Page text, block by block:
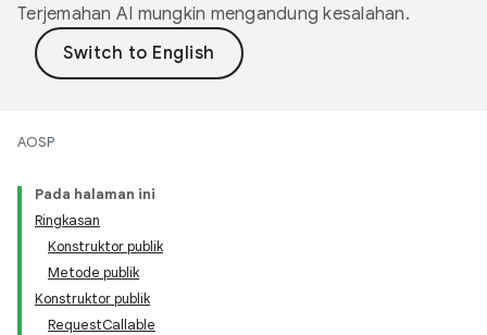
Terjemahan AI mungkin mengandung kesalahan.
AOSP
Pada halaman ini
Ringkasan
Konstruktor publik
Metode publik
Konstruktor publik
RequestCallable